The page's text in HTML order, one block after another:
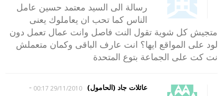
رسالة الى السيد معتمد حسين عامل
الناس كما تحب ان يعاملوك يعنى
متجيش كل شوية تقول النت فاصل وانت عمال تعمل دون
لود على المواقع ايها؟ انت عارف الباقى وكمان متعملش
نت كت على الجماعة بتوع المتحدة
عائلات جاد (الحامول) 29/11/2010 00:17
-